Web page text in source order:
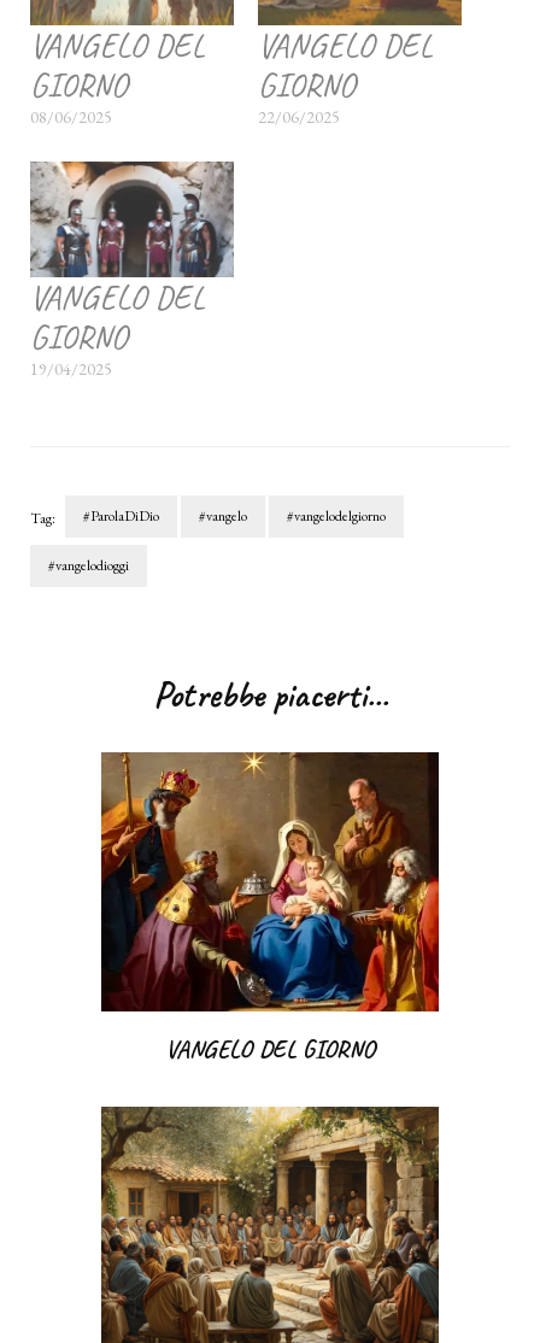
VANGELO DEL
GIORNO
08/06/2025
VANGELO DEL
GIORNO
22/06/2025
VANGELO DEL
GIORNO
19/04/2025
Tag: #ParolaDiDio #vangelo #vangelodelgiorno
#vangelodioggi
articoliPotrebbe piacerti...
VANGELO DEL GIORNO